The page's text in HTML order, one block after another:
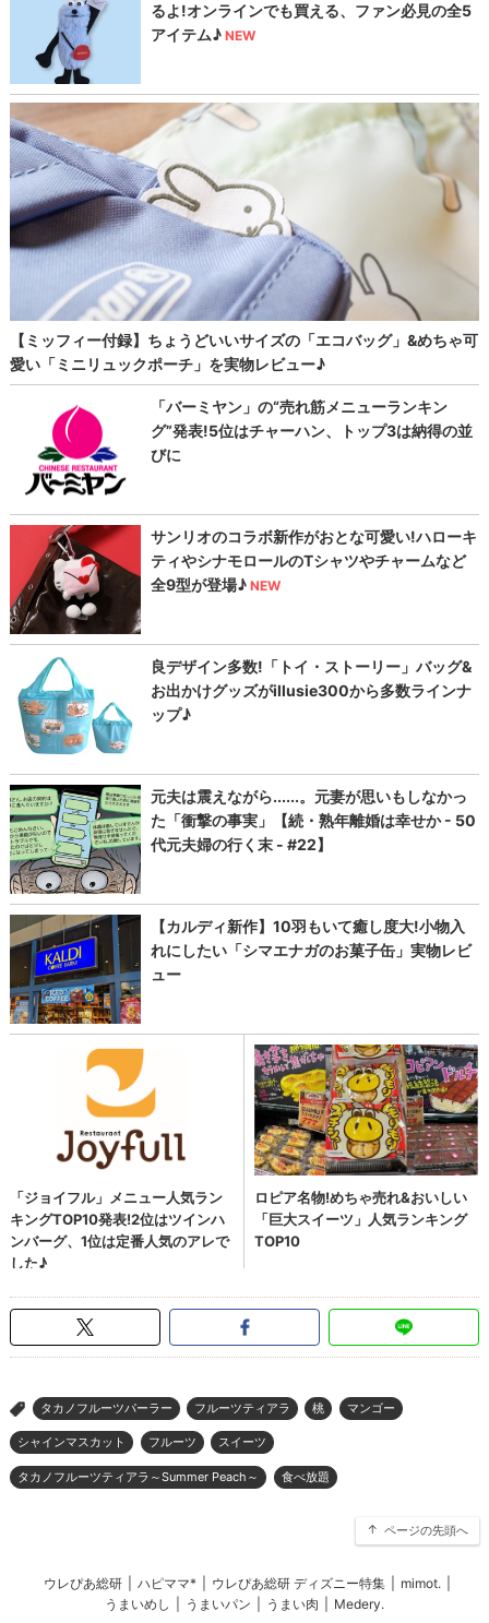
> タカノフルーツパーラー フルーツティアラ 桃 マンゴー
シャインマスカット フルーツ スイーツ
タカノフルーツティアラ～Summer Peach～ 食べ放題
ページの先頭へ
ウレぴあ総研 ハピママ* ウレぴあ総研 ディズニー特集 mimot.
うまいめし
うまいパン うまい肉 Medery.